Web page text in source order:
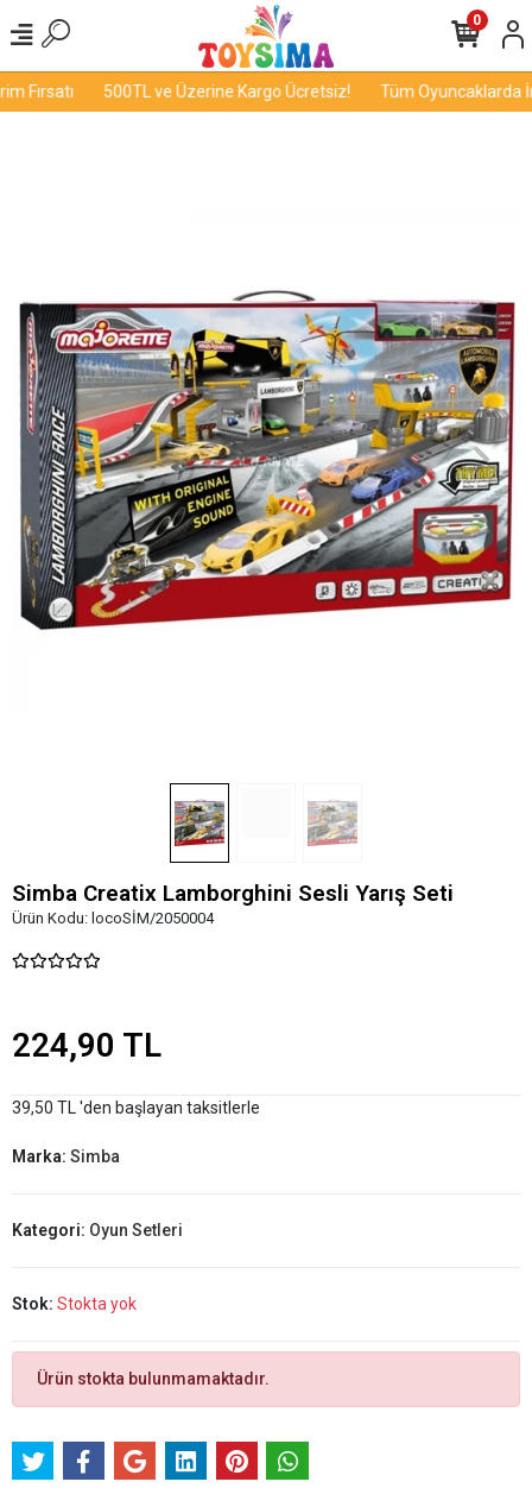
Fırsatı 500TL ve Üzerine Kargo Ücretsiz! Tüm Oyuncaklarda
0
Simba Creatix Lamborghini Sesli Yarış Seti
Ürün Kodu: locoSİM/2050004
224,90 TL
39,50 TL 'den başlayan taksitlerle
Marka: Simba
Kategori: Oyun Setleri
Stok: Stokta yok
Ürün stokta bulunmamaktadır.